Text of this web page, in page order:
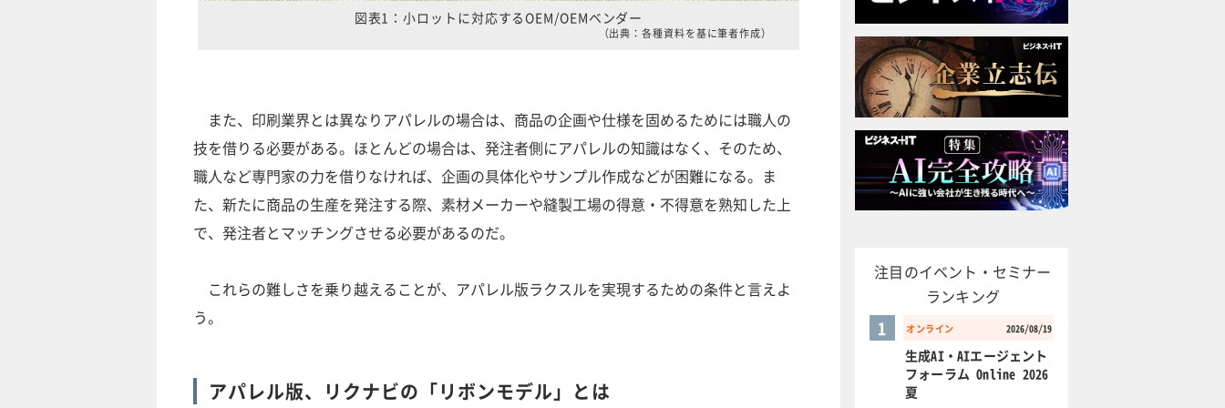
図表1：小ロットに対応するOEM/OEMベンダー
（出典：各種資料を基に筆者作成）
また、印刷業界とは異なりアパレルの場合は、商品の企画や仕様を固めるためには職人の
技を借りる必要がある。ほとんどの場合は、発注者側にアパレルの知識はなく、そのため、
職人など専門家の力を借りなければ、企画の具体化やサンプル作成などが困難になる。ま
た、新たに商品の生産を発注する際、素材メーカーや縫製工場の得意・不得意を熟知した上
で、発注者とマッチングさせる必要があるのだ。
これらの難しさを乗り越えることが、アパレル版ラクスルを実現するための条件と言えよ
う。
アパレル版、リクナビの「リボンモデル」とは
注目のイベント・セミナー
ランキング
オンライン 2026/08/19
1
生成AI・AIエージェント
フォーラム Online 2026
夏